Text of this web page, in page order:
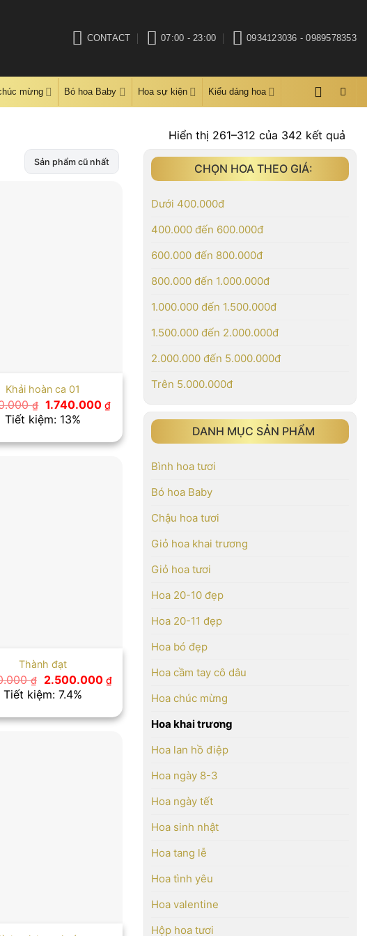
CONTACT 07:00 - 23:00 0934123036 - 0989578353
mừng Bó hoa Baby Hoa sự kiện Kiểu dáng hoa
Hiển thị 261–312 của 342 kết quả
Sản phẩm cũ nhất
Khải hoàn ca 01
₫ Giá
gốc
là:
1.740.000₫Giá
là:
1.740.000 ₫.
Tiết kiệm: 13%
Thành đạt
₫
Giá
gốc
là:
2.500.000 ₫Giá
hiện
là:
2.500.000 ₫.
Tiết kiệm: 7.4%
CHỌN HOA THEO GIÁ:
Dưới 400.000đ
400.000 đến 600.000đ
600.000 đến 800.000đ
800.000 đến 1.000.000đ
1.000.000 đến 1.500.000đ
1.500.000 đến 2.000.000đ
2.000.000 đến 5.000.000đ
Trên 5.000.000đ
DANH MỤC SẢN PHẨM
Bình hoa tươi
Bó hoa Baby
Chậu hoa tươi
Giỏ hoa khai trương
Giỏ hoa tươi
Hoa 20-10 đẹp
Hoa 20-11 đẹp
Hoa bó đẹp
Hoa cầm tay cô dâu
Hoa chúc mừng
Hoa khai trương
Hoa lan hồ điệp
Hoa ngày 8-3
Hoa ngày tết
Hoa sinh nhật
Hoa tang lễ
Hoa tình yêu
Hoa valentine
Hộp hoa tươi